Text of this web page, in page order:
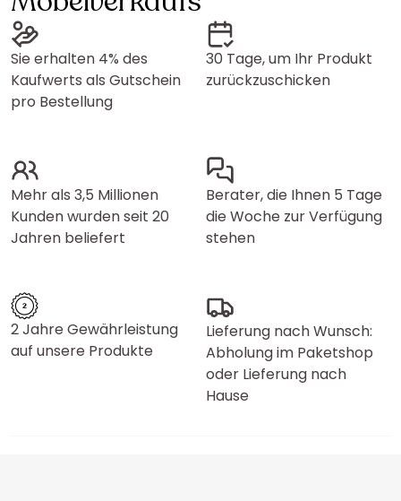
Sie erhalten 4% des
Kaufwerts als Gutschein
pro Bestellung
30 Tage, um Ihr Produkt
zurückzuschicken
Mehr als 3,5 Millionen
Kunden wurden seit 20
Jahren beliefert
Berater, die Ihnen 5 Tage
die Woche zur Verfügung
stehen
2 Jahre Gewährleistung
auf unsere Produkte
Lieferung nach Wunsch:
Abholung im Paketshop
oder Lieferung nach
Hause